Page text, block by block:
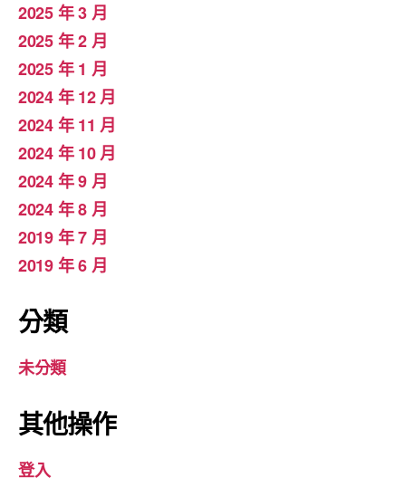
2025 年 3 月
2025 年 2 月
2025 年 1 月
2024 年 12 月
2024 年 11 月
2024 年 10 月
2024 年 9 月
2024 年 8 月
2019 年 7 月
2019 年 6 月
分類
未分類
其他操作
登入